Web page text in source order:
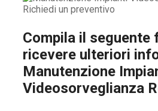
Compila il seguente
ricevere ulteriori
Manutenzione
Videosorveglianza